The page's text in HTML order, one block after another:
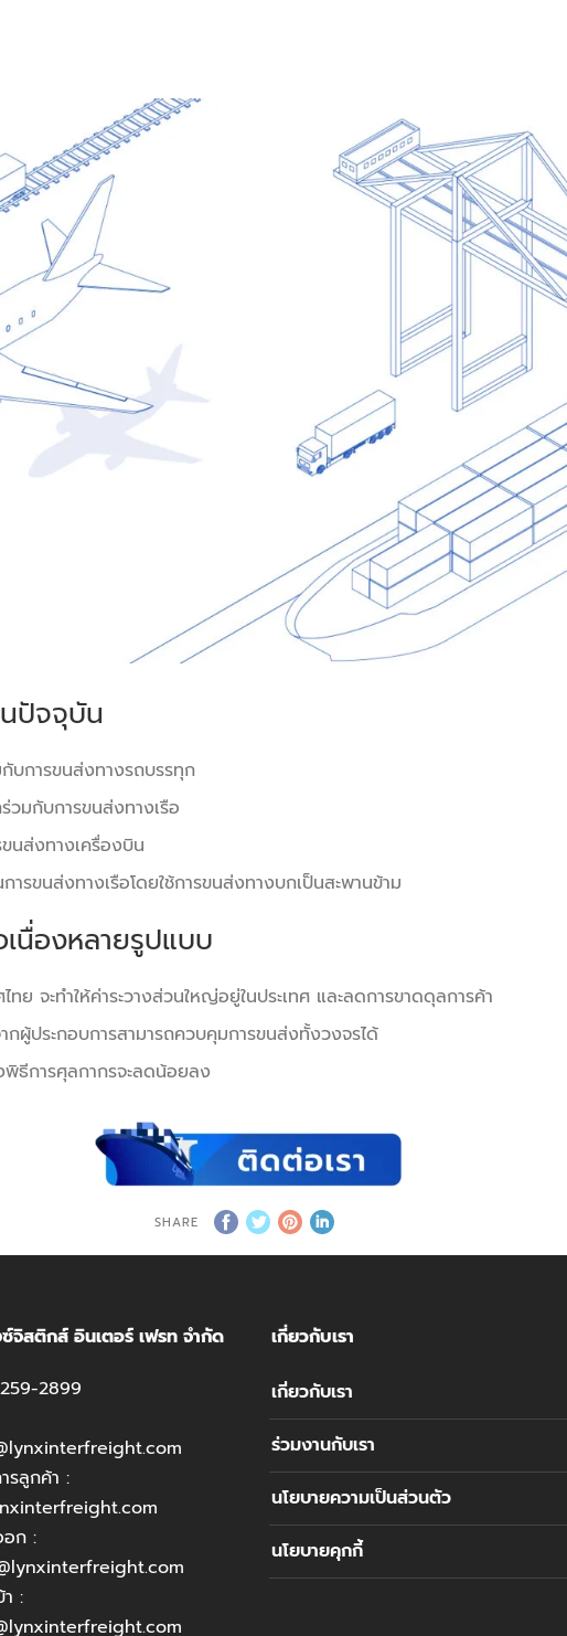
ปัจจุบัน
บการขนส่งทางรถบรรทุก
วมกับการขนส่งทางเรือ
นส่งทางเครื่องบิน
การขนส่งทางเรือโดยใช้การขนส่งทางบกเป็นสะพานข้าม
นื่องหลายรูปแบบ
ย จะทำให้ค่าระวางส่วนใหญ่อยู่ในประเทศ และลดการขาดดุลการค้า
ผู้ประกอบการสามารถควบคุมการขนส่งทั้งวงจรได้
ธีการศุลกากรจะลดน้อยลง
SHARE
จิสติกส์ อินเตอร์ เฟรท จำกัด
2899
รลูกค้า :
ก :
:
เกี่ยวกับเรา
เกี่ยวกับเรา
ร่วมงานกับเรา
นโยบายความเป็นส่วนตัว
นโยบายคุกกี้